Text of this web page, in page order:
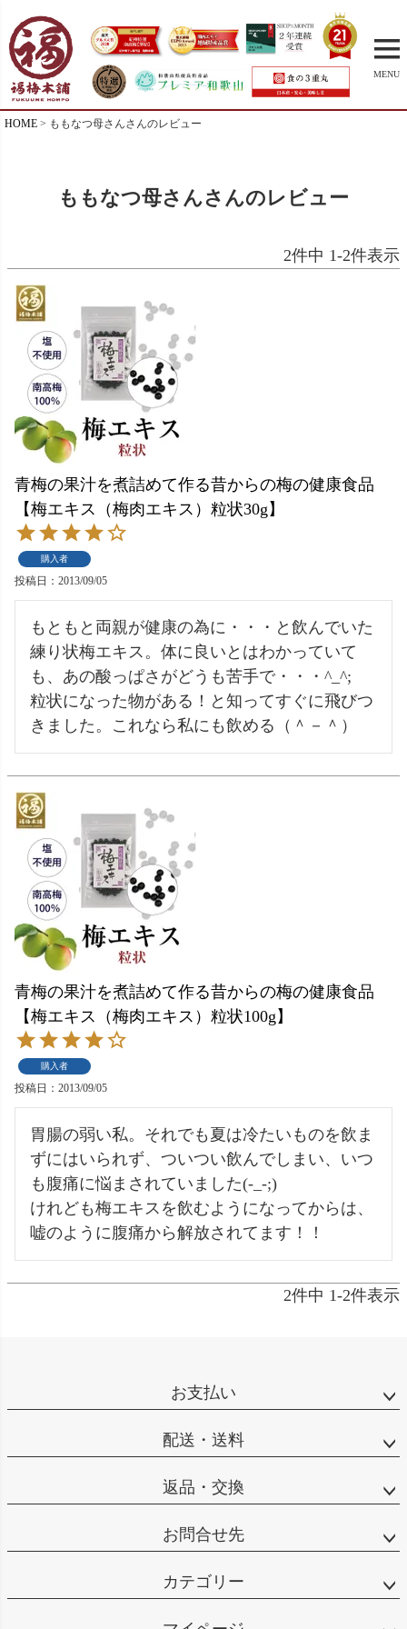
MENU
HOME ももなつ母さんさんのレビュー
ももなつ母さんさんのレビュー
2件中 1-2件表示
青梅の果汁を煮詰めて作る昔からの梅の健康食品
【梅エキス（梅肉エキス）粒状30g】
購入者
投稿日 2013/09/05
もともと両親が健康の為に・・・と飲んでいた
練り状梅エキス。体に良いとはわかっていて
も、あの酸っぱさがどうも苦手で・・・^_^;
粒状になった物がある！と知ってすぐに飛びつ
きました。これなら私にも飲める（＾－＾）
青梅の果汁を煮詰めて作る昔からの梅の健康食品
【梅エキス（梅肉エキス）粒状100g】
購入者
投稿日 2013/09/05
胃腸の弱い私。それでも夏は冷たいものを飲ま
ずにはいられず、ついつい飲んでしまい、いつ
も腹痛に悩まされていました(-_-;)
けれども梅エキスを飲むようになってからは、
嘘のように腹痛から解放されてます！！
2件中 1-2件表示
お支払い
配送・送料
返品・交換
お問合せ先
カテゴリー